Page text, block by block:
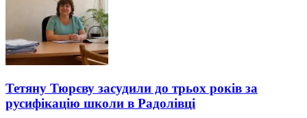
Тетяну Тюрєву засудили до трьох років за
русифікацію школи в Радолівці